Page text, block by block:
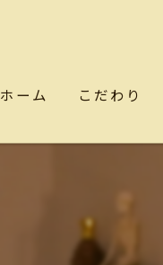
ホーム こだわり